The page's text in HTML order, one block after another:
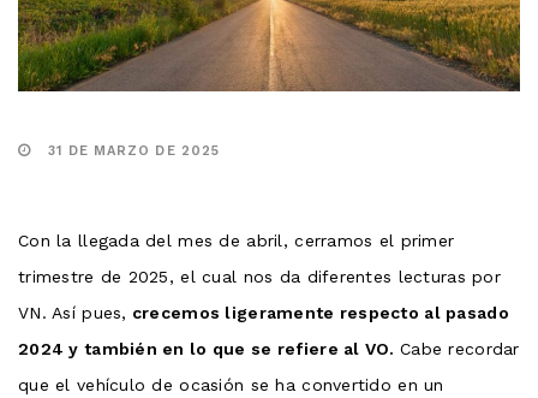
31 DE MARZO DE 2025
Con la llegada del mes de abril, cerramos el primer
trimestre de 2025, el cual nos da diferentes lecturas por
VN. Así pues, crecemos ligeramente respecto al pasado
2024 y también en lo que se refiere al VO.Cabe recordar
que el vehículo de ocasión se ha convertido en un